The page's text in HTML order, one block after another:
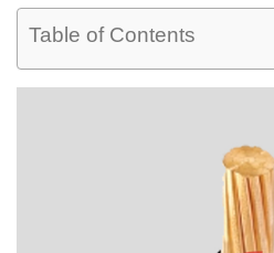
Table of Contents